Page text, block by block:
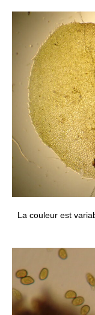
La couleur est